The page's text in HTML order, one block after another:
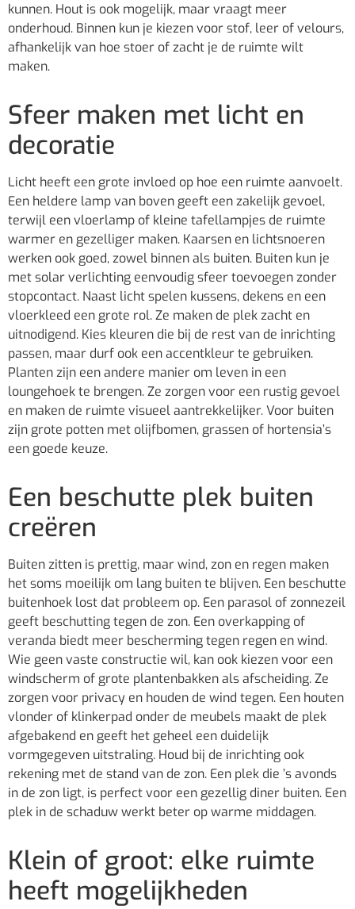
kunnen. Hout is ook mogelijk, maar vraagt meer
onderhoud. Binnen kun je kiezen voor stof, leer of velours,
afhankelijk van hoe stoer of zacht je de ruimte wilt
maken.
Sfeer maken met licht en
decoratie
Licht heeft een grote invloed op hoe een ruimte aanvoelt.
Een heldere lamp van boven geeft een zakelijk gevoel,
terwijl een vloerlamp of kleine tafellampjes de ruimte
warmer en gezelliger maken. Kaarsen en lichtsnoeren
werken ook goed, zowel binnen als buiten. Buiten kun je
met solar verlichting eenvoudig sfeer toevoegen zonder
stopcontact. Naast licht spelen kussens, dekens en een
vloerkleed een grote rol. Ze maken de plek zacht en
uitnodigend. Kies kleuren die bij de rest van de inrichting
passen, maar durf ook een accentkleur te gebruiken.
Planten zijn een andere manier om leven in een
loungehoek te brengen. Ze zorgen voor een rustig gevoel
en maken de ruimte visueel aantrekkelijker. Voor buiten
zijn grote potten met olijfbomen, grassen of hortensia’s
een goede keuze.
Een beschutte plek buiten
creëren
Buiten zitten is prettig, maar wind, zon en regen maken
het soms moeilijk om lang buiten te blijven. Een beschutte
buitenhoek lost dat probleem op. Een parasol of zonnezeil
geeft beschutting tegen de zon. Een overkapping of
veranda biedt meer bescherming tegen regen en wind.
Wie geen vaste constructie wil, kan ook kiezen voor een
windscherm of grote plantenbakken als afscheiding. Ze
zorgen voor privacy en houden de wind tegen. Een houten
vlonder of klinkerpad onder de meubels maakt de plek
afgebakend en geeft het geheel een duidelijk
vormgegeven uitstraling. Houd bij de inrichting ook
rekening met de stand van de zon. Een plek die ’s avonds
in de zon ligt, is perfect voor een gezellig diner buiten. Een
plek in de schaduw werkt beter op warme middagen.
Klein of groot: elke ruimte
heeft mogelijkheden